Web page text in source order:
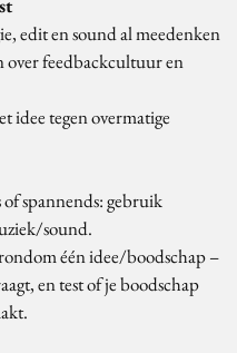
edit en sound al meedenken
over feedbackcultuur en
idee tegen overmatige
spannends: gebruik
sound.
één idee/boodschap –
en test of je boodschap